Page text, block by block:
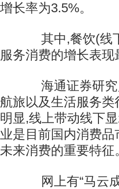
增长率为3.5%。
其中,餐饮(线下
服务消费的增长表
海通证券研究
航旅以及生活服务
明显,线上带动线下
业是目前国内消费
未来消费的重要特征
网上有“马云成